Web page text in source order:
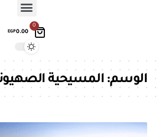
0
EGP0.00
الوسم:المسيحية